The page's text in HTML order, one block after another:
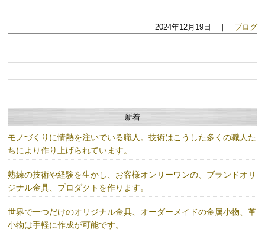
2024年12月19日 ｜ ブログ
新着
モノづくりに情熱を注いでいる職人。技術はこうした多くの職人た
ちにより作り上げられています。
熟練の技術や経験を生かし、お客様オンリーワンの、ブランドオリ
ジナル金具、プロダクトを作ります。
世界で一つだけのオリジナル金具、オーダーメイドの金属小物、革
小物は手軽に作成が可能です。